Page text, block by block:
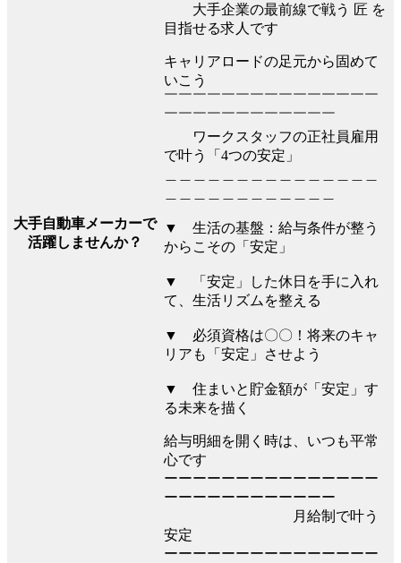
大手自動車メーカーで
活躍しませんか？
大手企業の最前線で戦う 匠 を
目指せる求人です
キャリアロードの足元から固めて
いこう
￣￣￣￣￣￣￣￣￣￣￣￣￣￣￣
￣￣￣￣￣￣￣￣￣￣￣￣
ワークスタッフの正社員雇用
で叶う「4つの安定」
▼ 生活の基盤：給与条件が整う
からこその「安定」
▼ 「安定」した休日を手に入れ
て、生活リズムを整える
▼ 必須資格は〇〇！将来のキャ
リアも「安定」させよう
▼ 住まいと貯金額が「安定」す
る未来を描く
給与明細を開く時は、いつも平常
心です
ーーーーーーーーーーーーーーー
ーーーーーーーーーーーー
月給制で叶う
安定
ーーーーーーーーーーーーーーー